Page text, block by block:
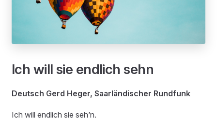
Ich will sie endlich sehn
Deutsch Gerd Heger, Saarländischer Rundfunk
Ich will endlich sie seh’n.